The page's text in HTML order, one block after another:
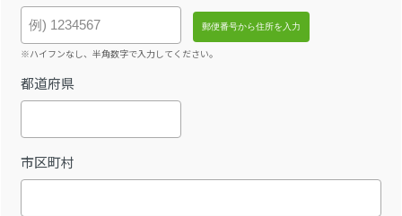
※ハイフンなし、半角数字で入力してください。
都道府県
市区町村